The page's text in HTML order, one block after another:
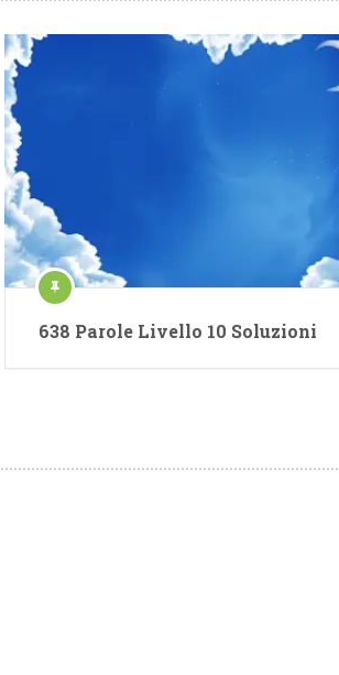
638 Parole Livello 10 Soluzioni